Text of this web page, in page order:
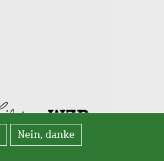
Nein, danke